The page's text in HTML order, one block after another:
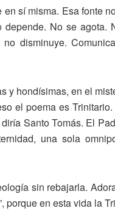
sí misma. Esa fonte
No se agota.
disminuye.
y hondísimas, en el
el poema es
Santo Tomás. El
una sola
sin rebajarla.
porque en esta vida la